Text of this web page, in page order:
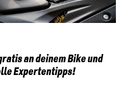
an deinem Bike und
Expertentipps!